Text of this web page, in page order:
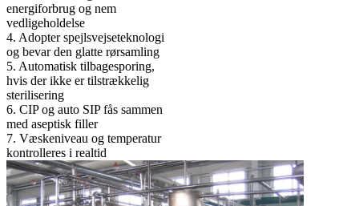
energiforbrug og nem
vedligeholdelse
4. Adopter spejlsvejseteknologi
og bevar den glatte rørsamling
5. Automatisk tilbagesporing,
hvis der ikke er tilstrækkelig
sterilisering
6. CIP og auto SIP fås sammen
med aseptisk filler
7. Væskeniveau og temperatur
kontrolleres i realtid